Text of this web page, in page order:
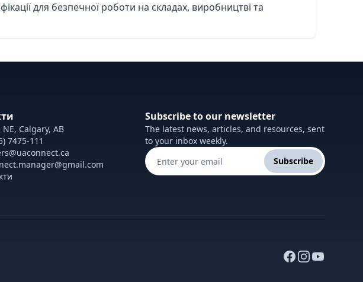
для безпечної роботи на складах, виробництві та
NE, Calgary, AB
7475-111
Subscribe to our newsletter
The latest news, articles, and resources, sent
to your inbox weekly.
Subscribe